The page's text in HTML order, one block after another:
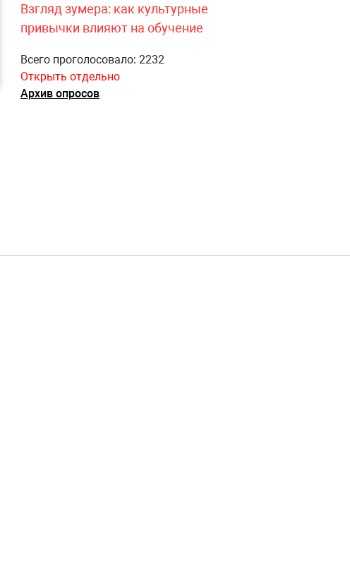
Взгляд зумера: как культурные
привычки влияют на обучение
Всего проголосовало: 2232
Открыть отдельно
Архив опросов